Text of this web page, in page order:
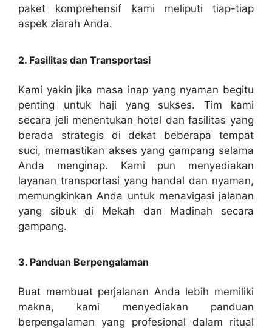
paket komprehensif kami meliputi tiap-tiap
aspek ziarah Anda.
2. Fasilitas dan Transportasi
Kami yakin jika masa inap yang nyaman begitu
penting untuk haji yang sukses. Tim kami
secara jeli menentukan hotel dan fasilitas yang
berada strategis di dekat beberapa tempat
suci, memastikan akses yang gampang selama
Anda menginap. Kami pun menyediakan
layanan transportasi yang handal dan nyaman,
memungkinkan Anda untuk menavigasi jalanan
yang sibuk di Mekah dan Madinah secara
gampang.
3. Panduan Berpengalaman
Buat membuat perjalanan Anda lebih memiliki
makna, kami menyediakan panduan
berpengalaman yang profesional dalam ritual